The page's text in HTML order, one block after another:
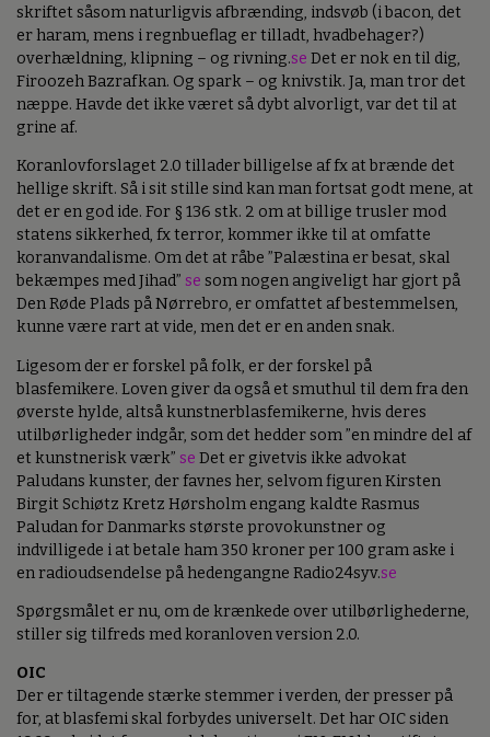
skriftet såsom naturligvis afbrænding, indsvøb (i bacon, det
er haram, mens i regnbueflag er tilladt, hvadbehager?)
overhældning, klipning – og rivning.se Det er nok en til dig,
Firoozeh Bazrafkan. Og spark – og knivstik. Ja, man tror det
næppe. Havde det ikke været så dybt alvorligt, var det til at
grine af.
Koranlovforslaget 2.0 tillader billigelse af fx at brænde det
hellige skrift. Så i sit stille sind kan man fortsat godt mene, at
det er en god ide. For § 136 stk. 2 om at billige trusler mod
statens sikkerhed, fx terror, kommer ikke til at omfatte
koranvandalisme. Om det at råbe ”Palæstina er besat, skal
bekæmpes med Jihad” se som nogen angiveligt har gjort på
Den Røde Plads på Nørrebro, er omfattet af bestemmelsen,
kunne være rart at vide, men det er en anden snak.
Ligesom der er forskel på folk, er der forskel på
blasfemikere. Loven giver da også et smuthul til dem fra den
øverste hylde, altså kunstnerblasfemikerne, hvis deres
utilbørligheder indgår, som det hedder som ”en mindre del af
et kunstnerisk værk” se Det er givetvis ikke advokat
Paludans kunster, der favnes her, selvom figuren Kirsten
Birgit Schiøtz Kretz Hørsholm engang kaldte Rasmus
Paludan for Danmarks største provokunstner og
indvilligede i at betale ham 350 kroner per 100 gram aske i
en radioudsendelse på hedengangne Radio24syv.se
Spørgsmålet er nu, om de krænkede over utilbørlighederne,
stiller sig tilfreds med koranloven version 2.0.
OIC
Der er tiltagende stærke stemmer i verden, der presser på
for, at blasfemi skal forbydes universelt. Det har OIC siden